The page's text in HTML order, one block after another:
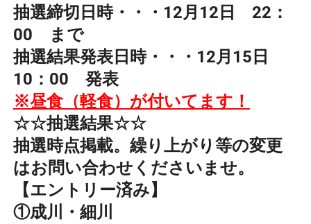
抽選締切日時・・・12月12日 22：
00 まで
抽選結果発表日時・・・12月15日
10：00 発表
※昼食（軽食）が付いてます！
☆☆抽選結果☆☆
抽選時点掲載。繰り上がり等の変更
はお問い合わせくださいませ。
【エントリー済み】
①成川・細川